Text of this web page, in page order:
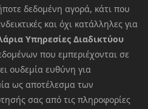
δεδομένη αγορά, κάτι που
και όχι κατάλληλες για
Υπηρεσίες Διαδικτύου
που εμπεριέχονται σε
ουδεμία ευθύνη για
ως αποτέλεσμα των
σας από τις πληροφορίες